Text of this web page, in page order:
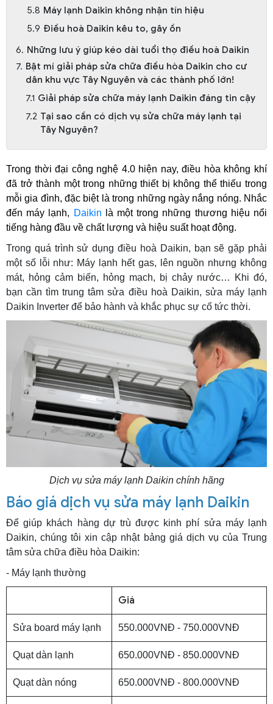
Máy lạnh Daikin không nhận tín hiệu
Điều hoà Daikin kêu to, gây ồn
Những lưu ý giúp kéo dài tuổi thọ điều hoà Daikin
Bật mí giải pháp sửa chữa điều hòa Daikin cho cư
dân khu vực Tây Nguyên và các thành phố lớn!
Giải pháp sửa chữa máy lạnh Daikin đáng tin cậy
Tại sao cần có dịch vụ sửa chữa máy lạnh tại
Tây Nguyên?
Trong thời đại công nghệ 4.0 hiện nay, điều hòa không khí
đã trở thành một trong những thiết bị không thể thiếu trong
mỗi gia đình, đặc biệt là trong những ngày nắng nóng. Nhắc
đến máy lạnh, Daikin là một trong những thương hiệu nổi
tiếng hàng đầu về chất lượng và hiệu suất hoạt động.
Trong quá trình sử dụng điều hoà Daikin, bạn sẽ gặp phải
một số lỗi như: Máy lạnh hết gas, lên nguồn nhưng không
mát, hỏng cảm biến, hỏng mạch, bị chảy nước… Khi đó,
bạn cần tìm trung tâm sửa điều hoà Daikin, sửa máy lạnh
Daikin Inverter để bảo hành và khắc phục sự cố tức thời.
Dịch vụ sửa máy lạnh Daikin chính hãng
Báo giá dịch vụ sửa máy lạnh Daikin
Để giúp khách hàng dự trù được kinh phí sửa máy lạnh
Daikin, chúng tôi xin cập nhật bảng giá dịch vụ của Trung
tâm sửa chữa điều hòa Daikin:
- Máy lạnh thường
Giá
Sửa board máy lạnh 550.000VNĐ - 750.000VNĐ
Quạt dàn lạnh 650.000VNĐ - 850.000VNĐ
Quạt dàn nóng 650.000VNĐ - 800.000VNĐ